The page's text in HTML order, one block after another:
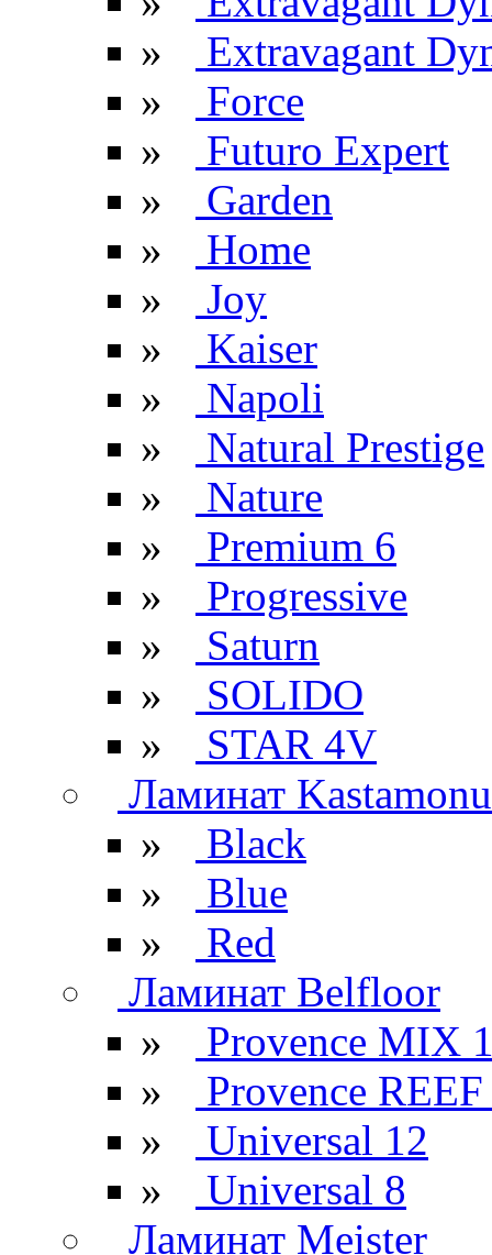
»
Extravagant
»
Force
»
Futuro Expert
»
Garden
»
Home
»
Joy
»
Kaiser
»
Napoli
»
Natural Prestige
»
Nature
»
Premium 6
»
Progressive
»
Saturn
»
SOLIDO
»
STAR 4V
Ламинат Kastamonu
»
Black
»
Blue
»
Red
Ламинат Belfloor
»
Provence MIX
»
Provence
»
Universal 12
»
Universal 8
Ламинат Meister